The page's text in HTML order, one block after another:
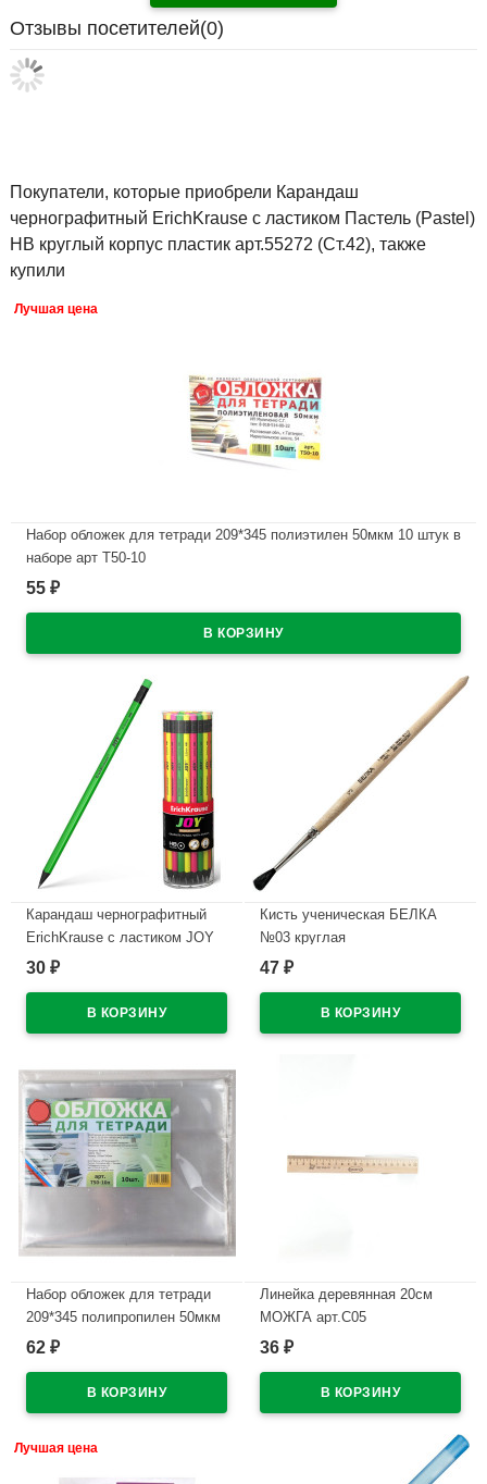
Отзывы посетителей(0)
Покупатели, которые приобрели Карандаш
чернографитный ErichKrause с ластиком Пастель (Pastel)
HB круглый корпус пластик арт.55272 (Ст.42), также
купили
Лучшая цена
Набор обложек для тетради 209*345 полиэтилен 50мкм 10 штук в
наборе арт Т50-10
В наличии
55 ₽
Карандаш чернографитный
ErichKrause с ластиком JOY
HB круглый, неоновый корпус
30 ₽
Кисть ученическая БЕЛКА
№03 круглая
В наличии
47 ₽
Набор обложек для тетради
209*345 полипропилен 50мкм
10 штук в наборе арт.Т50-10п
62 ₽
Линейка деревянная 20см
МОЖГА арт.С05
В наличии
36 ₽
Лучшая цена